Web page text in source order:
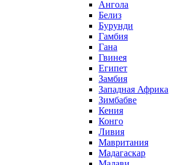
Ангола
Белиз
Бурунди
Гамбия
Гана
Гвинея
Египет
Замбия
Западная Африка
Зимбабве
Кения
Конго
Ливия
Мавритания
Мадагаскар